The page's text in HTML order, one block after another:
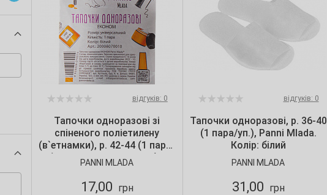
відгуків: 0
Тапочки одноразові зі
спіненого поліетилену
(в`етнамки), р. 42-44 (1 пара/
уп.), Panni Mlada. Колір: білий
PANNI MLADA
17,00 грн
відгуків: 0
Тапочки одноразові, р. 36-40
(1 пара/уп.), Panni Mlada.
Колір: білий
PANNI MLADA
31,00 грн